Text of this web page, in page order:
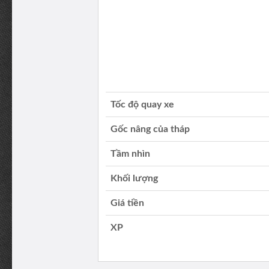
Tốc độ quay xe
Gốc nâng của tháp
Tầm nhìn
Khối lượng
Giá tiền
XP